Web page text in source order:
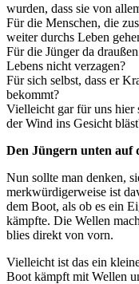
wurden, dass sie von
Für die Menschen, die
weiter durchs Leben
Für die Jünger da
Lebens nicht verzagen?
Für sich selbst, dass er
bekommt?
Vielleicht gar für uns hier
der Wind ins Gesicht
Den Jüngern unten auf
Nun sollte man denken,
merkwürdigerweise ist
dem Boot, als ob es ein
kämpfte. Die Wellen
blies direkt von vorn.
Vielleicht ist das ein
Boot kämpft mit Wellen